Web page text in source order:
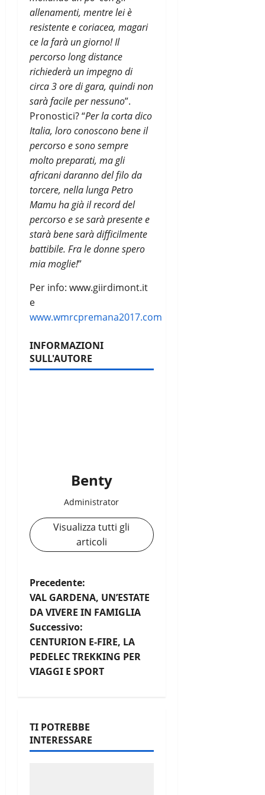
allenamenti, mentre lei è
resistente e coriacea, magari
ce la farà un giorno! Il
percorso long distance
richiederà un impegno di
circa 3 ore di gara, quindi non
sarà facile per nessuno”.
Pronostici? “Per la corta dico
Italia, loro conoscono bene il
percorso e sono sempre
molto preparati, ma gli
africani daranno del filo da
torcere, nella lunga Petro
Mamu ha già il record del
percorso e se sarà presente e
starà bene sarà difficilmente
battibile. Fra le donne spero
mia moglie!”
Per info: www.giirdimont.it
e
www.wmrcpremana2017.com
INFORMAZIONI
SULL'AUTORE
Benty
Administrator
Visualizza tutti gli
articoli
N
a
v
i
z
Precedente:
VAL GARDENA, UN’ESTATE
DA VIVERE IN FAMIGLIA
Successivo:
CENTURION E-FIRE, LA
PEDELEC TREKKING PER
VIAGGI E SPORT
TI POTREBBE
INTERESSARE